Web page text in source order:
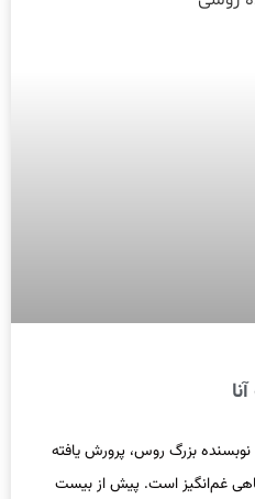
داستایفسکی (۱۸۸۱-۱۸۲۱) نوبسنده بزرگ روس، پرورش یافته
غم‌انگیز است. پیش از بیست